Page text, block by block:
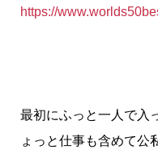
https://
最初にふっと一人で入
ょっと仕事も含めて公